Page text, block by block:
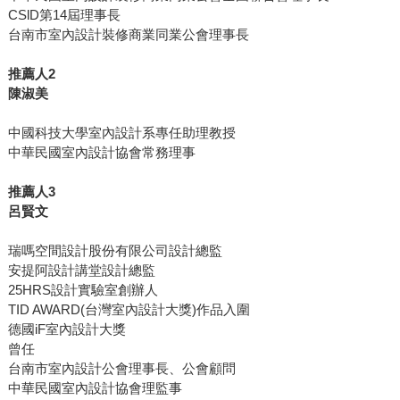
CSlD第14屆理事長
台南市室內設計裝修商業同業公會理事長
推薦人2
陳淑美
中國科技大學室內設計系專任助理教授
中華民國室內設計協會常務理事
推薦人3
呂賢文
瑞嗎空間設計股份有限公司設計總監
安提阿設計講堂設計總監
25HRS設計實驗室創辦人
TID AWARD(台灣室內設計大獎)作品入圍
德國iF室內設計大獎
曾任
台南市室內設計公會理事長、公會顧問
中華民國室內設計協會理監事